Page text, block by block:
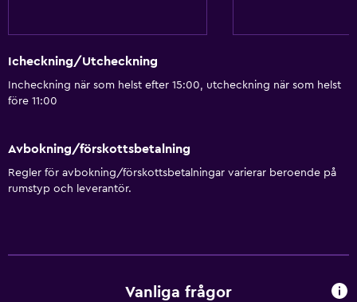
Icheckning/Utcheckning
Incheckning när som helst efter 15:00, utcheckning när som helst
före 11:00
Avbokning/förskottsbetalning
Regler för avbokning/förskottsbetalningar varierar beroende på
rumstyp och leverantör.
Vanliga frågor